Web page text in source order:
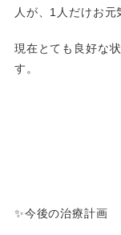
人が、1人だけお元
現在とても良好な
す。
✨今後の治療計画